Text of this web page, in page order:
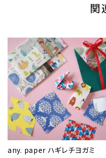
関
any. paper ハギレチヨガミ